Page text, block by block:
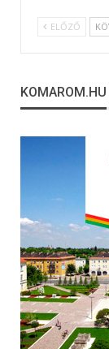
ELŐZŐ
KOMAROM.HU